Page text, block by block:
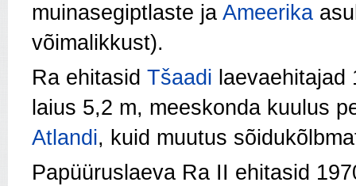
muinasegiptlaste ja Ameerika
võimalikkust).
Ra ehitasid Tšaadi
laius 5,2 m, meeskonda kuulus
Atlandi, kuid muutus
Papüüruslaeva Ra II ehitasid